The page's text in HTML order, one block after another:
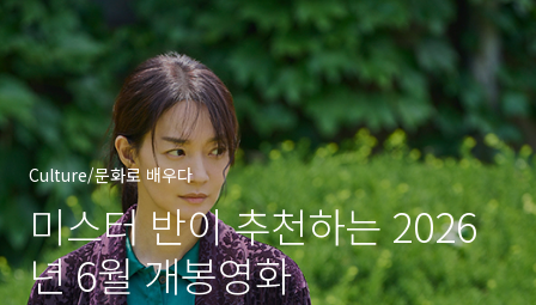
Culture/문화로 배우다
미스터 반이 추천하는 2026
년 6월 개봉영화